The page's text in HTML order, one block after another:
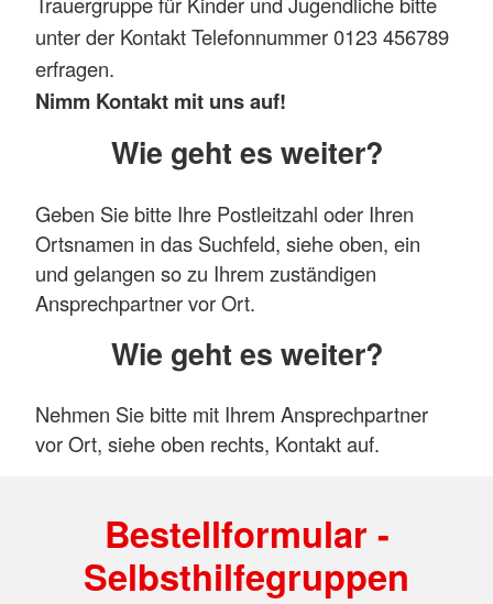
unter der Kontakt Telefonnummer 0123 456789
erfragen.
Nimm Kontakt mit uns auf!
Wie geht es weiter?
Geben Sie bitte Ihre Postleitzahl oder Ihren
Ortsnamen in das Suchfeld, siehe oben, ein
und gelangen so zu Ihrem zuständigen
Ansprechpartner vor Ort.
Wie geht es weiter?
Nehmen Sie bitte mit Ihrem Ansprechpartner
vor Ort, siehe oben rechts, Kontakt auf.
Bestellformular -
Selbsthilfegruppen